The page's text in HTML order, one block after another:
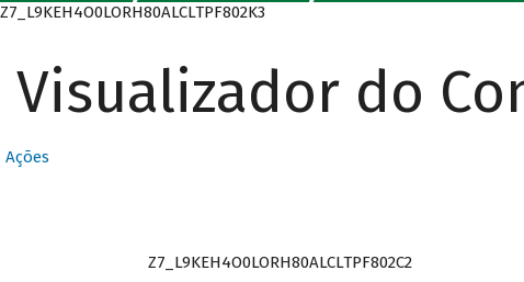
Z7_L9KEH4O0LORH80ALCLTPF802K3
Visualizador do
Ações
Z7_L9KEH4O0LORH80ALCLTPF802C2